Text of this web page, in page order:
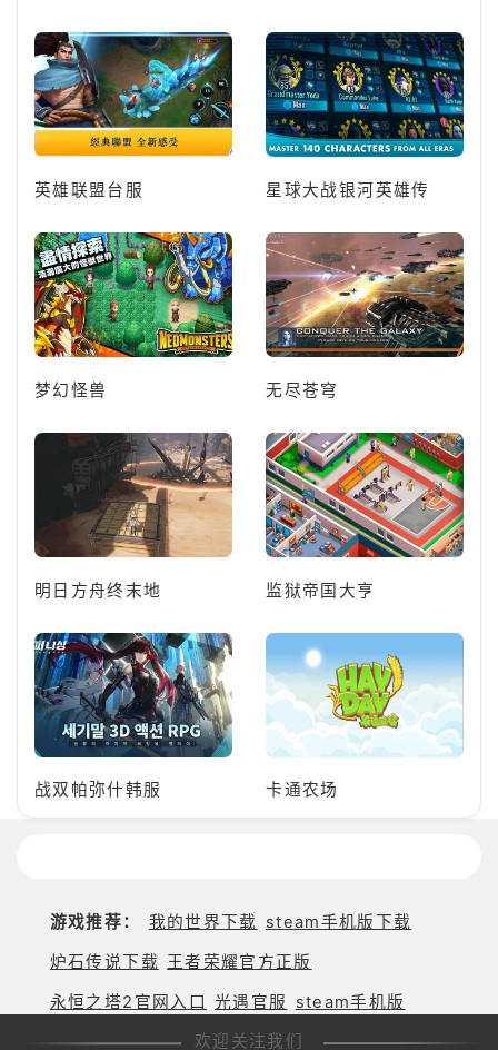
英雄联盟台服 星球大战银河英雄传
梦幻怪兽 无尽苍穹
明日方舟终末地 监狱帝国大亨
战双帕弥什韩服 卡通农场
游戏推荐： 我的世界下载 steam手机版下载
炉石传说下载 王者荣耀官方正版
永恒之塔2官网入口 光遇官服
steam手机版
欢迎关注我们